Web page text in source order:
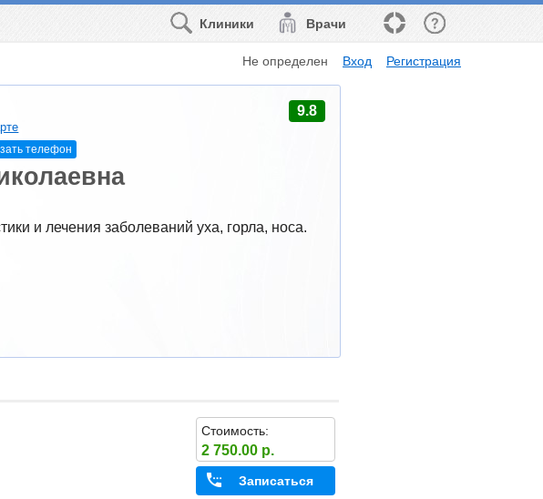
Врачи
Клиники
Не определен Вход Регистрация
телефон
9.8
и лечения заболеваний уха, горла, носа.
Стоимость:
2 750.00 р.
Записаться